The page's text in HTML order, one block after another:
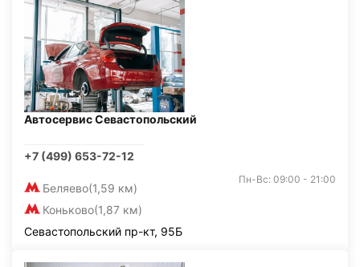
Автосервис Севастопольский
+7 (499) 653-72-12
Беляево(1,59 км)
Коньково(1,87 км)
Пн-Вс: 09:00 - 21:00
Севастопольский пр-кт, 95Б